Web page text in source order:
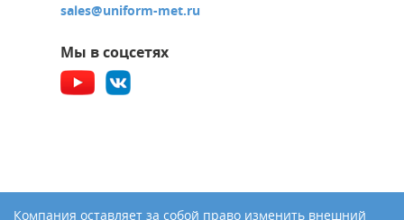
sales@uniform-met.ru
Мы в соцсетях
Компания оставляет за собой право изменить внешний